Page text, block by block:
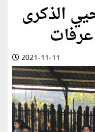
الذكرى
2021-11-11